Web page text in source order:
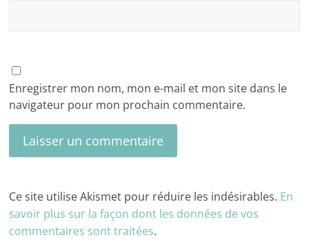
Enregistrer mon nom, mon e-mail et mon site dans le
navigateur pour mon prochain commentaire.
Ce site utilise Akismet pour réduire les indésirables. En
savoir plus sur la façon dont les données de vos
commentaires sont traitées.